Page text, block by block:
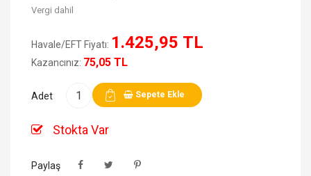
Vergi dahil
Havale/EFT Fiyatı: 1.425,95 TL
Kazancınız: 75,05 TL
Adet Sepete Ekle
Stokta Var
Paylaş